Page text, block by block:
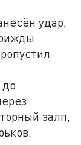
удар,
залп,